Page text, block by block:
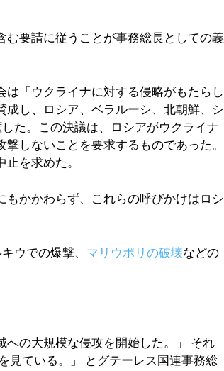
要請に従うことが事務総長としての義
「ウクライナに対する侵略がもたらし
し、ロシア、ベラルーシ、北朝鮮、シ
た。この決議は、ロシアがウクライナ
しないことを要求するものであった。
止を求めた。
もかかわらず、これらの呼びかけはロシ
ウでの爆撃、 マリウポリの破壊などの
への大規模な侵攻を開始した。」 それ
見ている。」 とグテーレス国連事務総